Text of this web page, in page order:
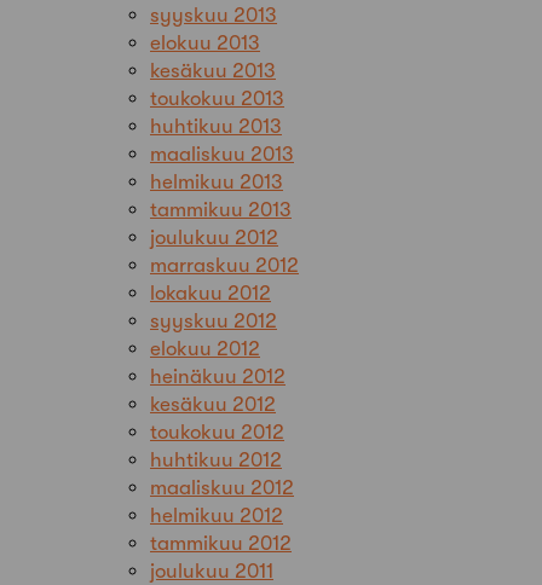
syyskuu 2013
elokuu 2013
kesäkuu 2013
toukokuu 2013
huhtikuu 2013
maaliskuu 2013
helmikuu 2013
tammikuu 2013
joulukuu 2012
marraskuu 2012
lokakuu 2012
syyskuu 2012
elokuu 2012
heinäkuu 2012
kesäkuu 2012
toukokuu 2012
huhtikuu 2012
maaliskuu 2012
helmikuu 2012
tammikuu 2012
joulukuu 2011